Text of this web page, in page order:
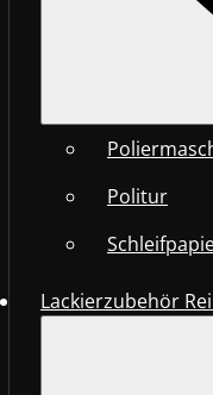
Politur
Lackierzubehör